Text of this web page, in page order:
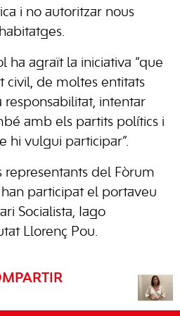
i no autoritzar nous
ha agraït la iniciativa “que
civil, de moltes entitats
intentar
amb els partits polítics i
hi vulgui participar”.
representants del Fòrum
participat el portaveu
Socialista, Iago
Llorenç Pou.